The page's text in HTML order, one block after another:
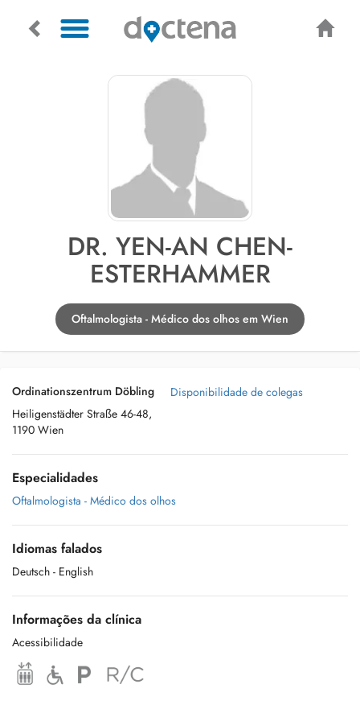
DR. YEN-AN CHEN-
ESTERHAMMER
Oftalmologista - Médico dos olhos em Wien
Ordinationszentrum Döbling
Heiligenstädter Straße 46-48,
1190 Wien
Disponibilidade de colegas
Especialidades
Oftalmologista - Médico dos olhos
Idiomas falados
Deutsch - English
Informações da clínica
Acessibilidade